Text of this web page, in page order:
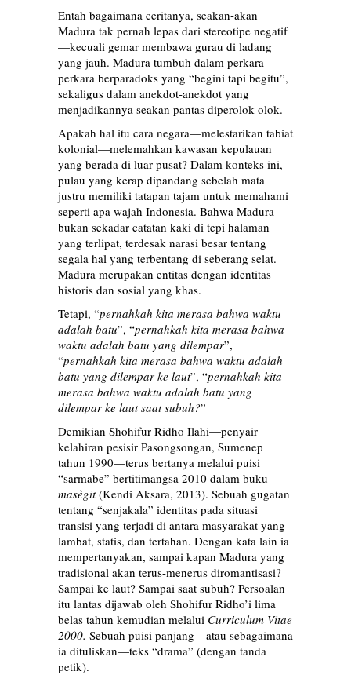
Entah bagaimana ceritanya, seakan-akan
Madura tak pernah lepas dari stereotipe negatif
—kecuali gemar membawa gurau di ladang
yang jauh. Madura tumbuh dalam perkara-
perkara berparadoks yang “begini tapi begitu”,
sekaligus dalam anekdot-anekdot yang
menjadikannya seakan pantas diperolok-olok.
Apakah hal itu cara negara—melestarikan tabiat
kolonial—melemahkan kawasan kepulauan
yang berada di luar pusat? Dalam konteks ini,
pulau yang kerap dipandang sebelah mata
justru memiliki tatapan tajam untuk memahami
seperti apa wajah Indonesia. Bahwa Madura
bukan sekadar catatan kaki di tepi halaman
yang terlipat, terdesak narasi besar tentang
segala hal yang terbentang di seberang selat.
Madura merupakan entitas dengan identitas
historis dan sosial yang khas.
Tetapi, “pernahkah kita merasa bahwa waktu
adalah batu”, “pernahkah kita merasa bahwa
waktu adalah batu yang dilempar”,
“pernahkah kita merasa bahwa waktu adalah
batu yang dilempar ke laut”, “pernahkah kita
merasa bahwa waktu adalah batu yang
dilempar ke laut saat subuh?”
Demikian Shohifur Ridho Ilahi—penyair
kelahiran pesisir Pasongsongan, Sumenep
tahun 1990—terus bertanya melalui puisi
“sarmabe” bertitimangsa 2010 dalam buku
masègit(Kendi Aksara, 2013). Sebuah gugatan
tentang “senjakala” identitas pada situasi
transisi yang terjadi di antara masyarakat yang
lambat, statis, dan tertahan. Dengan kata lain ia
mempertanyakan, sampai kapan Madura yang
tradisional akan terus-menerus diromantisasi?
Sampai ke laut? Sampai saat subuh? Persoalan
itu lantas dijawab oleh Shohifur Ridho’i lima
belas tahun kemudian melalui Curriculum Vitae
2000. Sebuah puisi panjang—atau sebagaimana
ia dituliskan—teks “drama” (dengan tanda
petik).